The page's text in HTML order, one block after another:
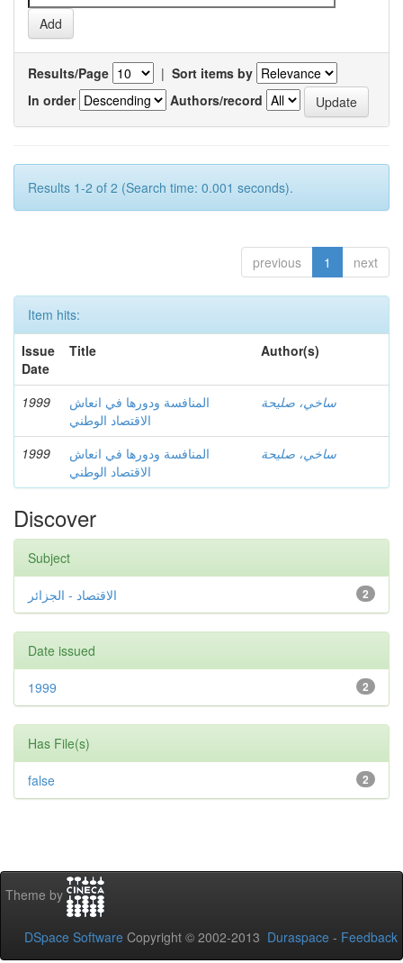
Results/Page | Sort items by
In order
Authors/record
Results 1-2 of 2 (Search time: 0.001 seconds).
previous 1 next
Item hits:
Issue
Date
Title Author(s)
1999
المنافسة ودورها في انعاش
الاقتصاد الوطني
ساخي، صليحة
1999
المنافسة ودورها في انعاش
الاقتصاد الوطني
ساخي، صليحة
Discover
Subject
2 الاقتصاد - الجزائر
Date issued
2
1999
Has File(s)
2
false
Theme by
DSpace Software Copyright © 2002-2013 Duraspace - Feedback